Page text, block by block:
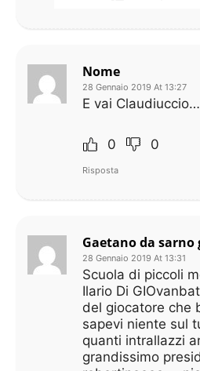
Nome
28 Gennaio 2019 At 13:27
E vai
0 0
Risposta
28 Gennaio 2019 At 13:31
Scuola di piccoli
Ilario Di
del giocatore che
sapevi niente sul
quanti intrallazzi
grandissimo